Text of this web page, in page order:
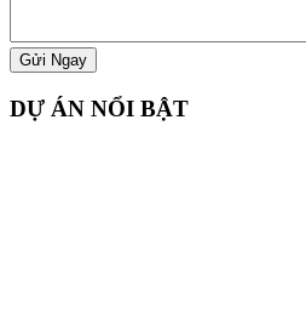
DỰ ÁN NỔI BẬT